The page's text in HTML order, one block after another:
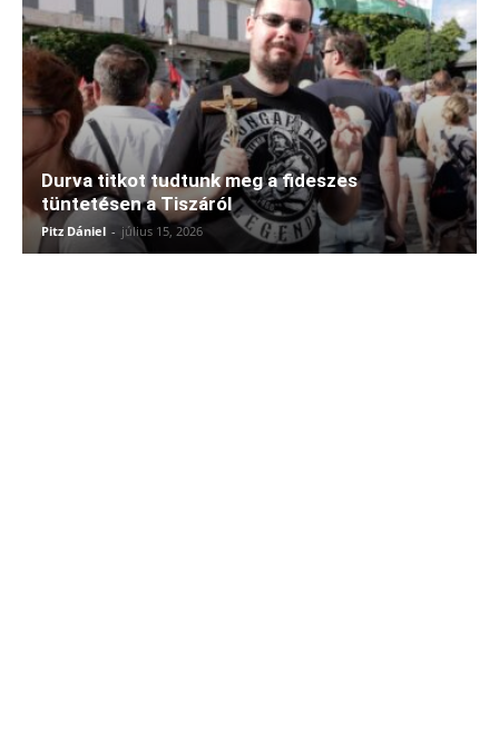
Durva titkot tudtunk meg a fideszes
tüntetésen a Tiszáról
Pitz Dániel - július 15, 2026